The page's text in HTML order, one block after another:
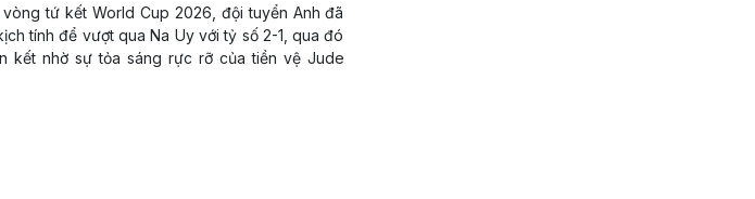
tứ kết World Cup 2026, đội tuyển Anh đã
tính để vượt qua Na Uy với tỷ số 2-1, qua đó
kết nhờ sự tỏa sáng rực rỡ của tiền vệ Jude